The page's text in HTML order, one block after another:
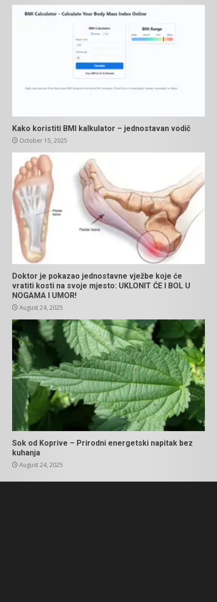
Kako koristiti BMI kalkulator – jednostavan vodič
October 15, 2025
Doktor je pokazao jednostavne vježbe koje će
vratiti kosti na svoje mjesto: UKLONIT ĆE I BOL U
NOGAMA I UMOR!
August 24, 2025
Sok od Koprive – Prirodni energetski napitak bez
kuhanja
August 24, 2025